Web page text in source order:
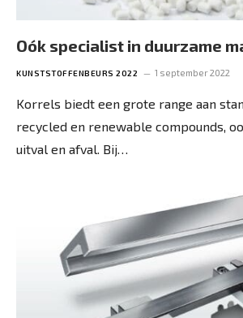
Oók specialist in duurzame
KUNSTSTOFFENBEURS 2022 1 september 2022
Korrels biedt een grote range aan
recycled en renewable compounds,
uitval en afval. Bij…